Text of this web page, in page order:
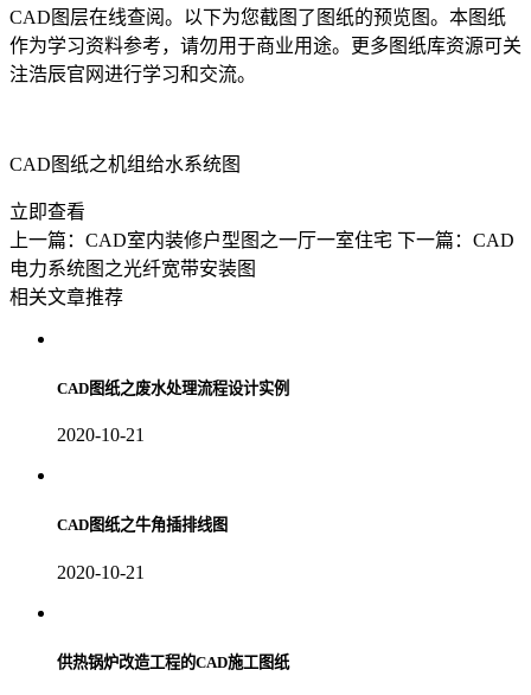
CAD图层在线查阅。以下为您截图了图纸的预览图。本图纸
作为学习资料参考，请勿用于商业用途。更多图纸库资源可关
注浩辰官网进行学习和交流。
CAD图纸之机组给水系统图
立即查看
上一篇：CAD室内装修户型图之一厅一室住宅 下一篇：CAD
电力系统图之光纤宽带安装图
相关文章推荐
CAD图纸之废水处理流程设计实例
2020-10-21
CAD图纸之牛角插排线图
2020-10-21
供热锅炉改造工程的CAD施工图纸